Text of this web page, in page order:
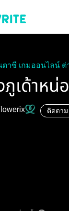
าซี เกมออนไลน์ ต่
เด้าหน่
ติดตาม